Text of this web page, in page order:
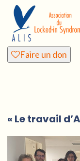
Faire un don
« Le travail